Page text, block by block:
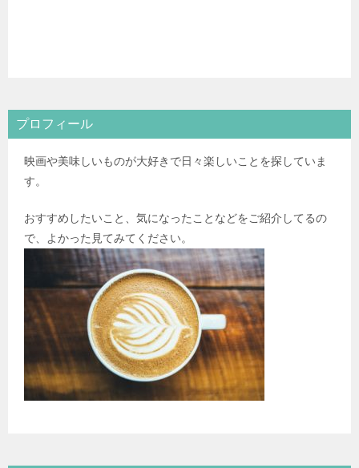
プロフィール
映画や美味しいものが大好きで日々楽しいことを探していま
す。
おすすめしたいこと、気になったことなどをご紹介してるの
で、よかった見てみてください。